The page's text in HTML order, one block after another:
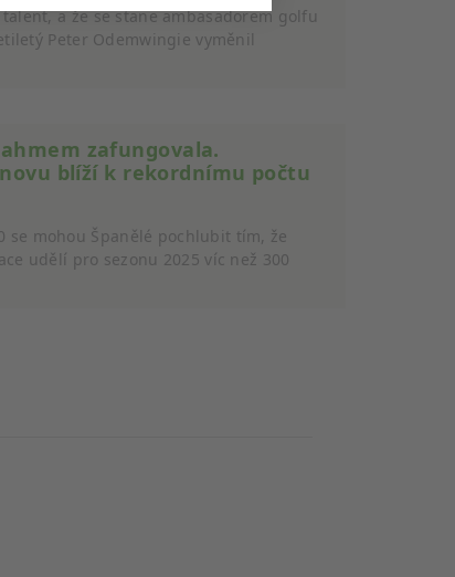
a že se stane ambasadorem golfu
Peter Odemwingie vyměnil
zafungovala.
blíží k rekordnímu počtu
se mohou Španělé pochlubit tím, že
udělí pro sezonu 2025 víc než 300
zdrojů